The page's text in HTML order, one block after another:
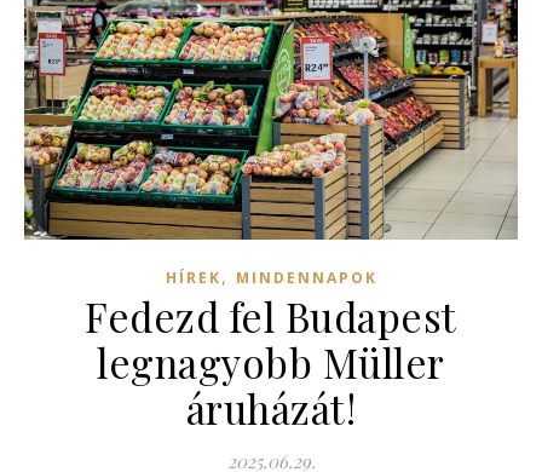
HÍREK, MINDENNAPOK
Fedezd fel Budapest
legnagyobb Müller
áruházát!
2025.06.29.